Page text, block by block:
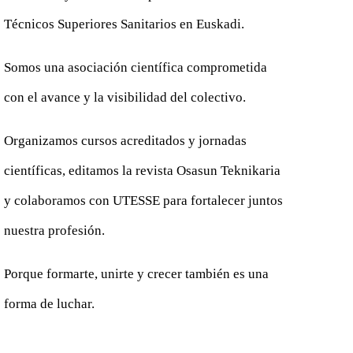
Técnicos Superiores Sanitarios en Euskadi.
Somos una asociación científica comprometida
con el avance y la visibilidad del colectivo.
Organizamos cursos acreditados y jornadas
científicas, editamos la revista Osasun Teknikaria
y colaboramos con UTESSE para fortalecer juntos
nuestra profesión.
Porque formarte, unirte y crecer también es una
forma de luchar.